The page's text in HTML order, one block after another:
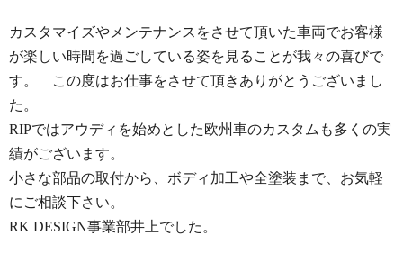
カスタマイズやメンテナンスをさせて頂いた車両でお客様
が楽しい時間を過ごしている姿を見ることが我々の喜びで
す。 この度はお仕事をさせて頂きありがとうございまし
た。
RIPではアウディを始めとした欧州車のカスタムも多くの実
績がございます。
小さな部品の取付から、ボディ加工や全塗装まで、お気軽
にご相談下さい。
RK DESIGN事業部井上でした。